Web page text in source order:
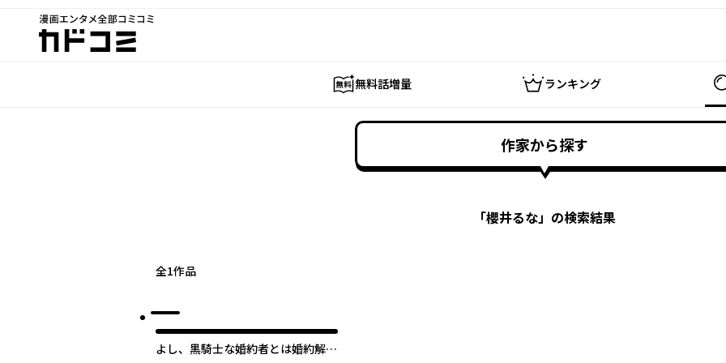
漫画エンタメ全部コミコミ
カドコミ
無料話増量 ランキング
作家から探す
「櫻井るな」の検索結果
全1作品
よし、黒騎士な婚約者とは婚約解消